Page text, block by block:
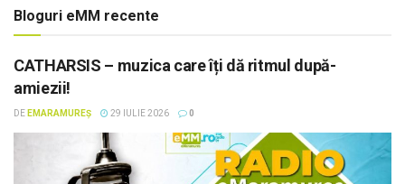
Bloguri eMM recente
CATHARSIS – muzica care îți dă ritmul după-
amiezii!
DE EMARAMUREȘ 29 IULIE 2026 0